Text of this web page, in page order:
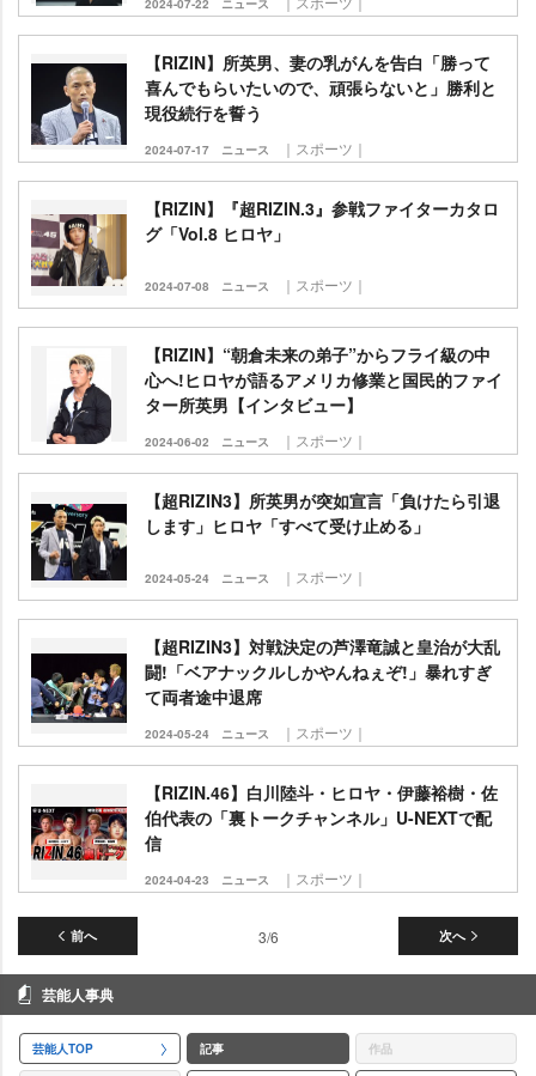
2024-07-22 ニュース
【RIZIN】所英男、妻の乳がんを告白「勝って
喜んでもらいたいので、頑張らないと」勝利と
現役続行を誓う
2024-07-17 ニュース ｜スポーツ｜
【RIZIN】『超RIZIN.3』参戦ファイターカタロ
グ「Vol.8 ヒロヤ」
2024-07-08 ニュース ｜スポーツ｜
【RIZIN】“朝倉未来の弟子”からフライ級の中
心へ!ヒロヤが語るアメリカ修業と国民的ファイ
ター所英男【インタビュー】
2024-06-02 ニュース ｜スポーツ｜
【超RIZIN3】所英男が突如宣言「負けたら引退
します」ヒロヤ「すべて受け止める」
2024-05-24 ニュース ｜スポーツ｜
【超RIZIN3】対戦決定の芦澤竜誠と皇治が大乱
闘!「ベアナックルしかやんねぇぞ!」暴れすぎ
て両者途中退席
2024-05-24 ニュース ｜スポーツ｜
【RIZIN.46】白川陸斗・ヒロヤ・伊藤裕樹・佐
伯代表の「裏トークチャンネル」U-NEXTで配
信
2024-04-23 ニュース ｜スポーツ｜
前へ 次へ
3/6
芸能人事典
芸能人TOP 記事 作品